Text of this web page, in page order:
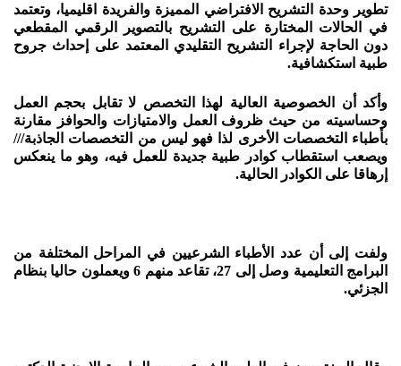
تطوير وحدة التشريح الافتراضي المميزة والفريدة اقليميا، وتعتمد
في الحالات المختارة على التشريح بالتصوير الرقمي المقطعي
دون الحاجة لإجراء التشريح التقليدي المعتمد على إحداث جروح
طبية استكشافية.
وأكد أن الخصوصية العالية لهذا التخصص لا تقابل بحجم العمل
وحساسيته من حيث ظروف العمل والامتيازات والحوافز مقارنة
بأطباء التخصصات الأخرى لذا فهو ليس من التخصصات الجاذبة///
ويصعب استقطاب كوادر طبية جديدة للعمل فيه، وهو ما ينعكس
إرهاقا على الكوادر الحالية.
ولفت إلى أن عدد الأطباء الشرعيين في المراحل المختلفة من
البرامج التعليمية وصل إلى 27، تقاعد منهم 6 ويعملون حاليا بنظام
الجزئي.